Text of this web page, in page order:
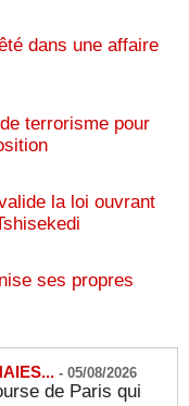
dans une affaire
terrorisme pour
la loi ouvrant
ses propres
- 05/08/2026
de Paris qui